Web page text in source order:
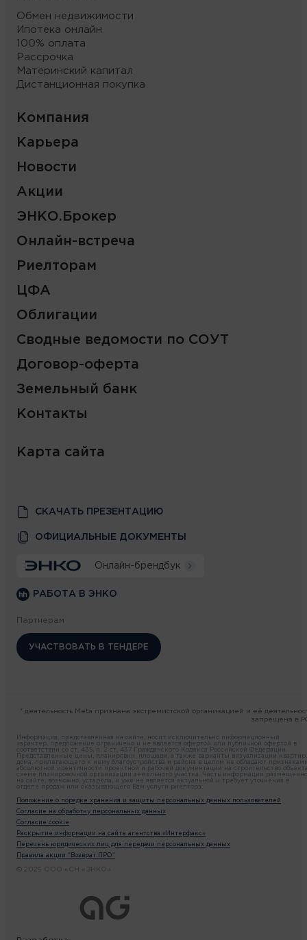
Обмен недвижимости
Ипотека онлайн
100% оплата
Рассрочка
Материнский капитал
Дистанционная покупка
Компания
Карьера
Новости
Акции
ЭНКО.Брокер
Онлайн-встреча
Риелторам
ЦФА
Облигации
Сводные ведомости по СОУТ
Договор-оферта
Земельный банк
Контакты
Карта сайта
СКАЧАТЬ ПРЕЗЕНТАЦИЮ
ОФИЦИАЛЬНЫЕ ДОКУМЕНТЫ
Онлайн-брендбук
РАБОТА В ЭНКО
Партнерам
УЧАСТВОВАТЬ В ТЕНДЕРЕ
* деятельность Meta признана экстремистской организацией и её
запрещена в
Информация, представленная на сайте, носит исключительно информационный
характер, предложение ограничено и не является офертой или публичной офертой в
соответствии со ст. 435, п. 2 ст. 437 Гражданского Кодекса Российской Федерации.
Представленные цены, планировки, площади, а также варианты визуализации квартир,
дома, прилегающего к нему благоустройства и района в целом не обладают
абсолютной идентичности проектной и рабочей документации на строительство
схеме планировочной организации земельного участка. Часть информации
на сайте, возможно, устарела, и уже не является актуальной и требует уточнения в
отделе продаж или оказывающего Вам услуги риелтора.
Положение о порядке хранения и защиты персональных данных пользователей
Согласие на обработку персональных данных
Согласие cookie
Раскрытие информации на сайте агентства «Интерфакс»
Перечень юридических лиц для передачи персональных данных
Правила акции "Возврат ПРО"
© 2026 ООО «СН «ЭНКО»